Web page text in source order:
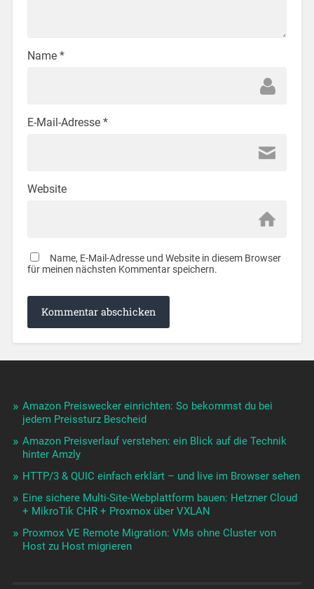
Name *
E-Mail-Adresse *
Website
Name, E-Mail-Adresse und Website in diesem Browser
für meinen nächsten Kommentar speichern.
Amazon Preiswecker einrichten: So bekommst du bei
jedem Preissturz Bescheid
Amazon Preisverlauf verstehen: ein Blick auf die Technik
hinter Amzly
HTTP/3 & QUIC einfach erklärt – und live im Browser sehen
Eine sichere Multi-Site-Webplattform bauen: Hetzner Cloud
+ MikroTik CHR + Proxmox über VXLAN
Proxmox VE Remote Migration: VMs ohne Cluster von
Host zu Host migrieren